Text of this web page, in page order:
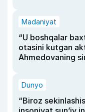
Madaniyat
“U boshqalar
otasini kutgan
Ahmedovaning
Dunyo
“Biroz